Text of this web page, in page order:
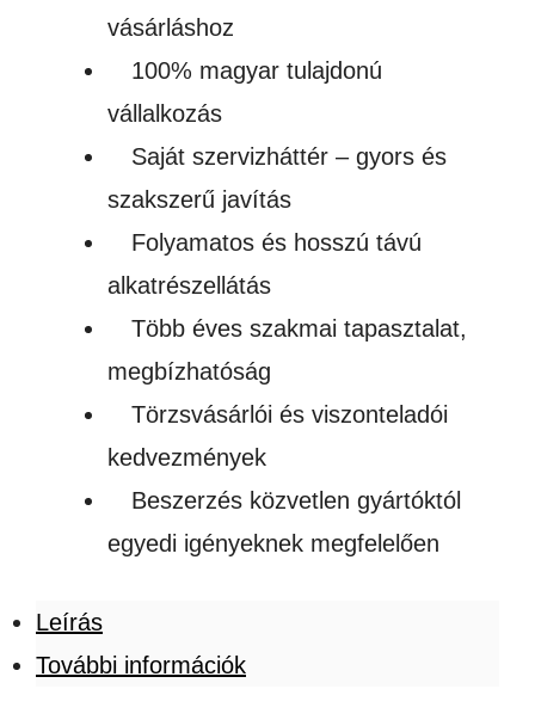
vásárláshoz
100% magyar tulajdonú
vállalkozás
Saját szervizháttér – gyors és
szakszerű javítás
Folyamatos és hosszú távú
alkatrészellátás
Több éves szakmai tapasztalat,
megbízhatóság
Törzsvásárlói és viszonteladói
kedvezmények
Beszerzés közvetlen gyártóktól
egyedi igényeknek megfelelően
Leírás
További információk